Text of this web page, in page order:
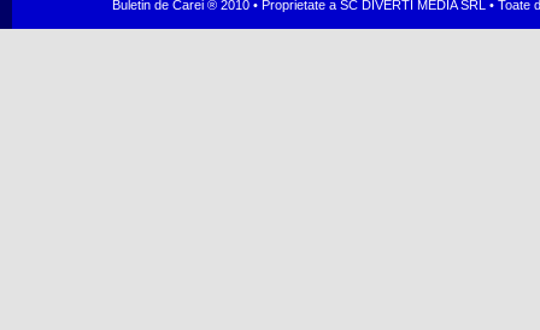
Buletin de Carei ® 2010 • Proprietate a SC DIVERTI MEDIA SRL •